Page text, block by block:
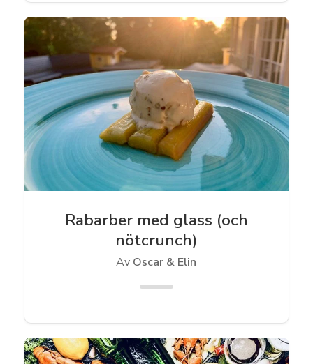
Rabarber med glass (och
nötcrunch)
Av Oscar & Elin